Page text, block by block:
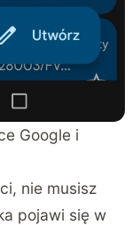
Google i
nie musisz
pojawi się w